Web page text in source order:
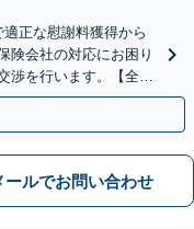
適正な慰謝料獲得から
険会社の対応にお困り
渉を行います。【全国
ールでお問い合わせ